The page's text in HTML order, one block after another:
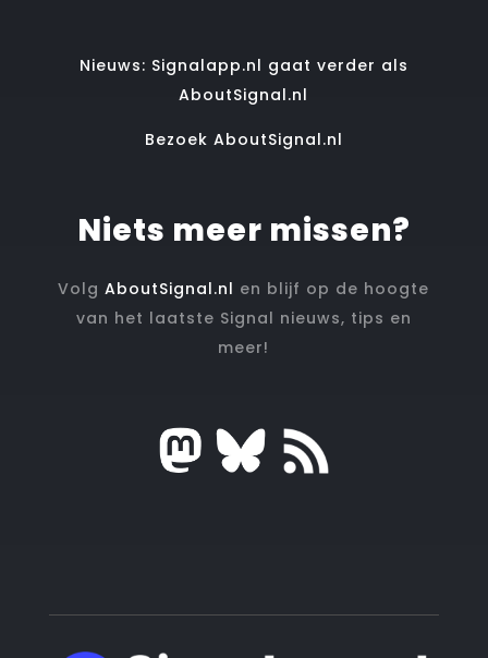
Nieuws: Signalapp.nl gaat verder als
AboutSignal.nl
Bezoek AboutSignal.nl
Niets meer missen?
VolgAboutSignal.nl en blijf op de hoogte
van het laatste Signal nieuws, tips en
meer!